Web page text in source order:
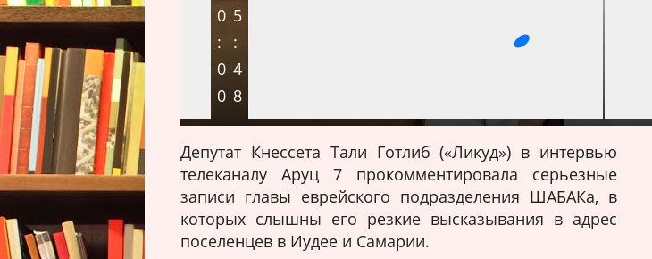
0
:
0
0
5
:
4
8
з
в
е
д
Депутат Кнессета Тали Готлиб («Ликуд») в интервью
телеканалу Аруц 7 прокомментировала серьезные
записи главы еврейского подразделения ШАБАКа, в
которых слышны его резкие высказывания в адрес
поселенцев в Иудее и Самарии.